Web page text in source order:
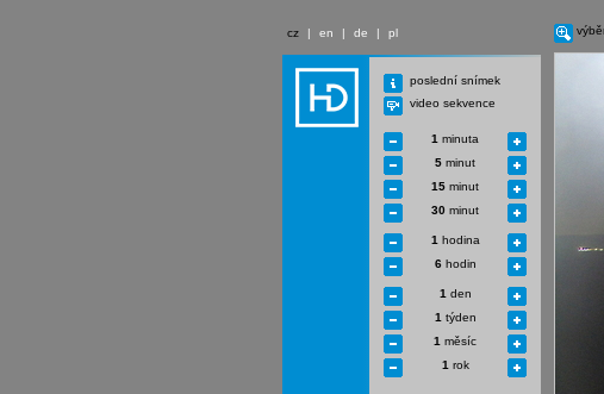
cz | en | de | pl
poslední snímek
video sekvence
1 minuta
5 minut
15 minut
30 minut
1 hodina
6hodin
1 den
1 týden
1 měsíc
1 rok